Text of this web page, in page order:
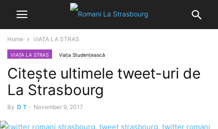
Home VIAȚA LA STRAS
VIAȚA LA STRAS Viața Studențească
Citește ultimele tweet-uri de
La Strasbourg
By D T - November 9, 2017